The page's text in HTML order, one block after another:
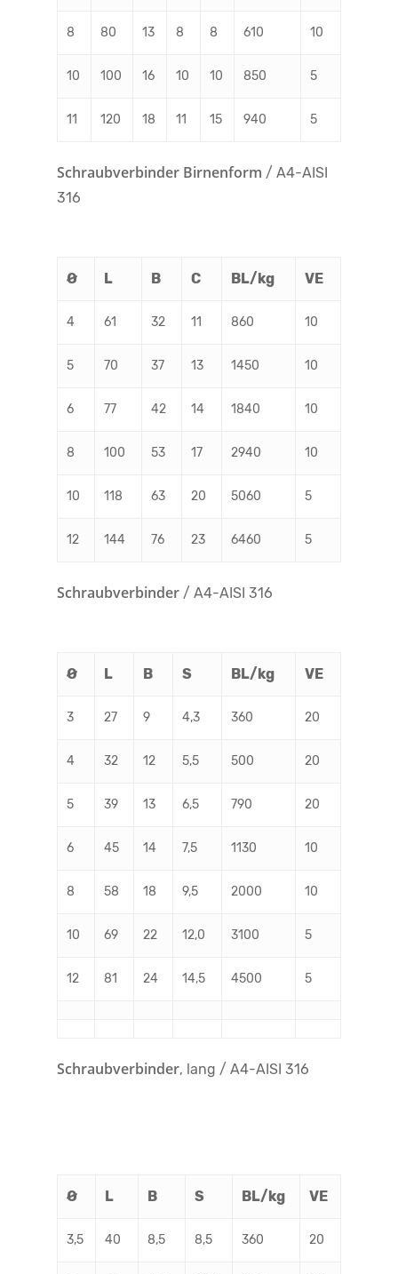
8 80 13 8 8 610 10
10 100 16 10 10 850 5
11 120 18 11 15 940 5
Schraubverbinder Birnenform / A4-AISI
316
Ø L B C BL/kg VE
4 61 32 11 860 10
5 70 37 13 1450 10
6 77 42 14 1840 10
8 100 53 17 2940 10
10 118 63 20 5060 5
12 144 76 23 6460 5
Schraubverbinder / A4-AISI 316
Ø L B S BL/kg VE
3 27 9 4,3 360 20
4 32 12 5,5 500 20
5 39 13 6,5 790 20
6 45 14 7,5 1130 10
8 58 18 9,5 2000 10
10 69 22 12,0 3100 5
12 81 24 14,5 4500 5
Schraubverbinder, lang / A4-AISI 316
Ø L B S BL/kg VE
3,5 40 8,5 8,5 360 20